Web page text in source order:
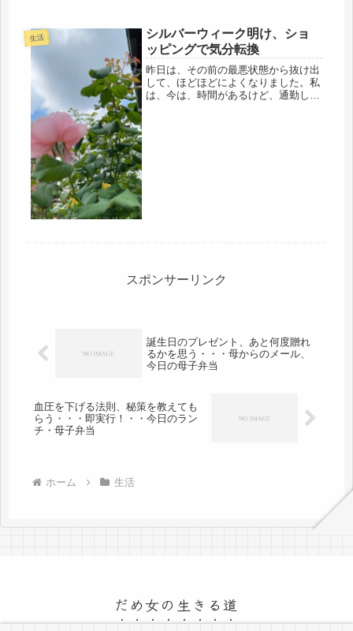
です(-_-;)私が、お寺や葬儀社の言いな
りになって、高額のお金を使うと...
生活
シルバーウィーク明け、ショ
ッピングで気分転換
昨日は、その前の最悪状態から抜け出
して、ほどほどによくなりました。私
は、今は、時間があるけど、通勤して
スポンサーリンク
誕生日のプレゼント、あと何度贈れ
るかを思う・・・母からのメール、
今日の母子弁当
血圧を下げる法則、秘策を教えても
らう・・・即実行！・・今日のラン
チ・母子弁当
ホーム 生活
だめ女の生きる道